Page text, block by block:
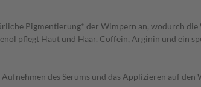
Pigmentierung* der Wimpern an, wodurch
pflegt Haut und Haar. Coffein, Arginin und ein
des Serums und das Applizieren auf den